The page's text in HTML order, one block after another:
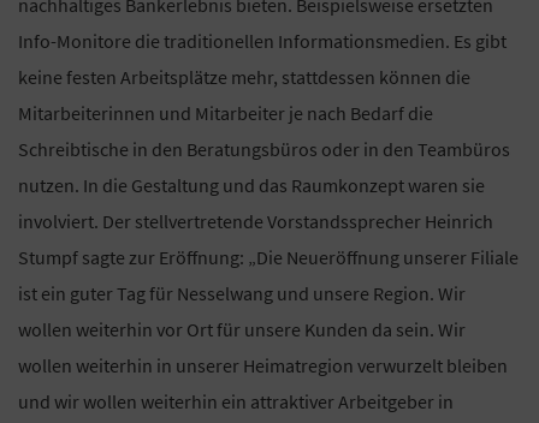
Info-Monitore die traditionellen Informationsmedien. Es gibt
keine festen Arbeitsplätze mehr, stattdessen können die
Mitarbeiterinnen und Mitarbeiter je nach Bedarf die
Schreibtische in den Beratungsbüros oder in den Teambüros
nutzen. In die Gestaltung und das Raumkonzept waren sie
involviert. Der stellvertretende Vorstandssprecher Heinrich
Stumpf sagte zur Eröffnung: „Die Neueröffnung unserer Filiale
ist ein guter Tag für Nesselwang und unsere Region. Wir
wollen weiterhin vor Ort für unsere Kunden da sein. Wir
wollen weiterhin in unserer Heimatregion verwurzelt bleiben
und wir wollen weiterhin ein attraktiver Arbeitgeber in